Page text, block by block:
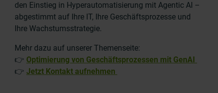
den Einstieg in Hyperautomatisierung mit Agentic AI –
abgestimmt auf Ihre IT, Ihre Geschäftsprozesse und
Ihre Wachstumsstrategie.
Mehr dazu auf unserer Themenseite:
👉 Optimierung von Geschäftsprozessen mit GenAI
👉 Jetzt Kontakt aufnehmen